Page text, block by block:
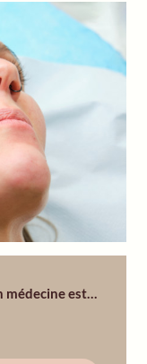
Quelles sont les erreurs à éviter en médecine esthétique ? Guide complet Suisse 2025